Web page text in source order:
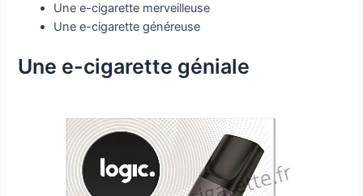
Une e-cigarette merveilleuse
Une e-cigarette généreuse
Une e-cigarette géniale